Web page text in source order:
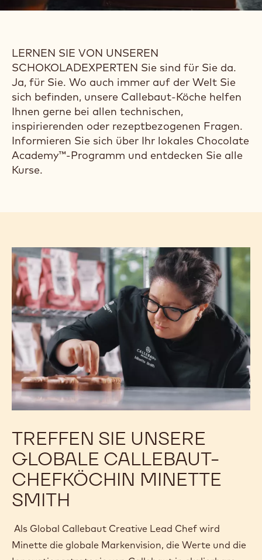
TREFFEN SIE
UNSERE
CHEFKOCH-
COMMUNITY
SCHOKOLADEXPERTEN Sie sind für Sie da.
sich befinden, unsere Callebaut-Köche helfen
Ihnen gerne bei allen technischen,
inspirierenden oder rezeptbezogenen Fragen.
Informieren Sie sich über Ihr lokales Chocolate
Academy™-Programm und entdecken Sie alle
Kurse.